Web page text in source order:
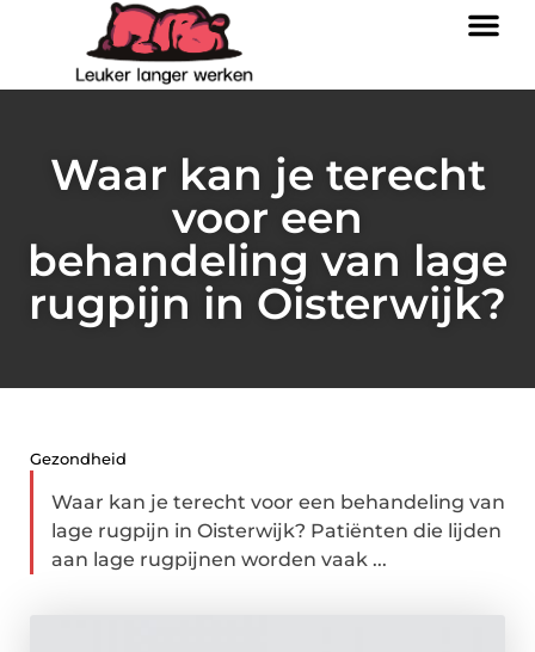
Waar kan je terecht
voor een
behandeling van lage
rugpijn in Oisterwijk?
Gezondheid
Waar kan je terecht voor een behandeling van
lage rugpijn in Oisterwijk? Patiënten die lijden
aan lage rugpijnen worden vaak ...